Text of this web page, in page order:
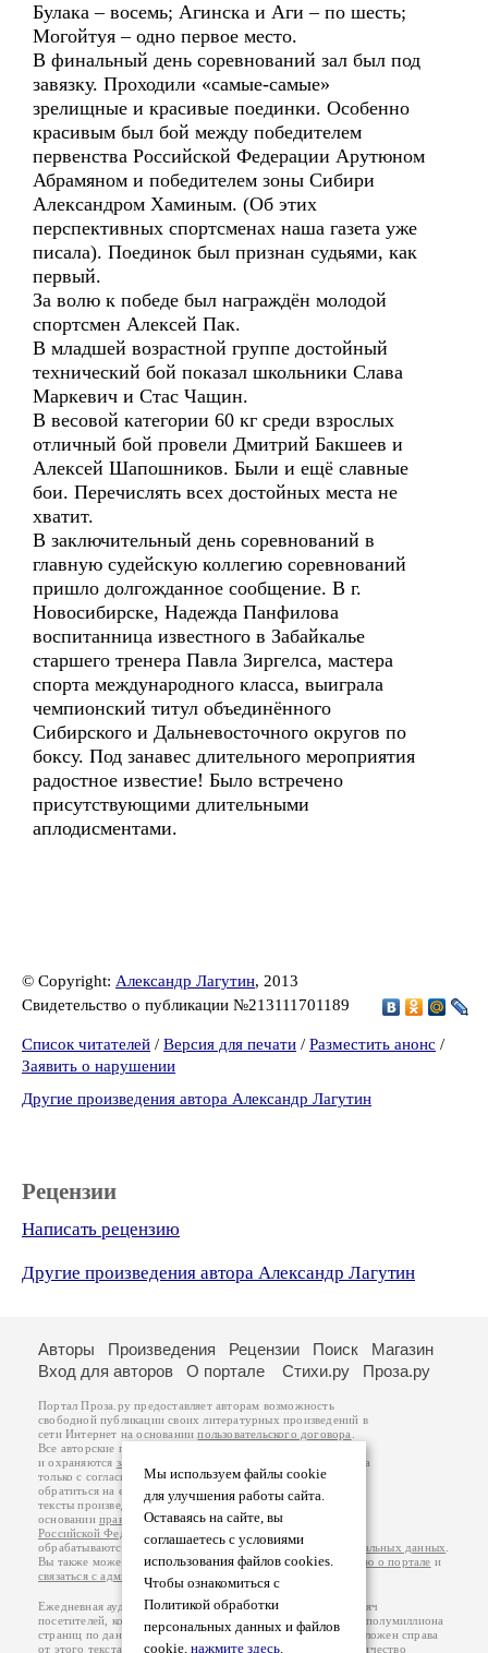
Булака – восемь; Агинска и Аги – по шесть;
Могойтуя – одно первое место.
В финальный день соревнований зал был под
завязку. Проходили «самые-самые»
зрелищные и красивые поединки. Особенно
красивым был бой между победителем
первенства Российской Федерации Арутюном
Абрамяном и победителем зоны Сибири
Александром Хаминым. (Об этих
перспективных спортсменах наша газета уже
писала). Поединок был признан судьями, как
первый.
За волю к победе был награждён молодой
спортсмен Алексей Пак.
В младшей возрастной группе достойный
технический бой показал школьники Слава
Маркевич и Стас Чащин.
В весовой категории 60 кг среди взрослых
отличный бой провели Дмитрий Бакшеев и
Алексей Шапошников. Были и ещё славные
бои. Перечислять всех достойных места не
хватит.
В заключительный день соревнований в
главную судейскую коллегию соревнований
пришло долгожданное сообщение. В г.
Новосибирске, Надежда Панфилова
воспитанница известного в Забайкалье
старшего тренера Павла Зиргелса, мастера
спорта международного класса, выиграла
чемпионский титул объединённого
Сибирского и Дальневосточного округов по
боксу. Под занавес длительного мероприятия
радостное известие! Было встречено
присутствующими длительными
аплодисментами.
© Copyright: Александр Лагутин, 2013
Свидетельство о публикации №213111701189
Список читателей / Версия для печати / Разместить анонс /
Заявить о нарушении
Другие произведения автора Александр Лагутин
Рецензии
Написать рецензию
Другие произведения автора Александр Лагутин
Мы используем файлы cookie
для улучшения работы сайта.
Оставаясь на сайте, вы
соглашаетесь с условиями
использования файлов cookies.
Чтобы ознакомиться с
Политикой обработки
персональных данных и файлов
cookie, нажмите здесь.
Авторы Произведения Рецензии Поиск
Магазин
Вход для авторов
О портале Стихи.ру Проза.ру
Портал Проза.ру предоставляет авторам возможность
свободной публикации своих литературных произведений в
сети Интернет на основаниипользовательского договора
Все авторские права на произведения принадлежат авторам
и охраняются законом
. Перепечатка произведений возможна
только с согласия его автора, к которому вы можете
обратиться на его авторской странице. Ответственность за
тексты произведений авторы несут самостоятельно на
основанииправил публикацииизаконодательства
Российской Федерации
обрабатываются на основанииПолитики обработки персональных данных
Вы также можете посмотреть более подробнуюинформацию о портале и
связаться с администрацией
Ежедневная аудитория портала Проза.ру – порядка 100 тысяч
посетителей, которые в общей сумме просматривают более полумиллиона
страниц по данным счетчика посещаемости, который расположен справа
от этого текста. В каждой графе указано по две цифры: количество